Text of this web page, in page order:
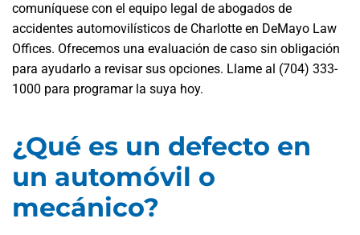
comuníquese con el equipo legal de abogados de
accidentes automovilísticos de Charlotte en DeMayo Law
Offices. Ofrecemos una evaluación de caso sin obligación
para ayudarlo a revisar sus opciones. Llame al (704) 333-
1000 para programar la suya hoy.
¿Qué es un defecto en
un automóvil o
mecánico?